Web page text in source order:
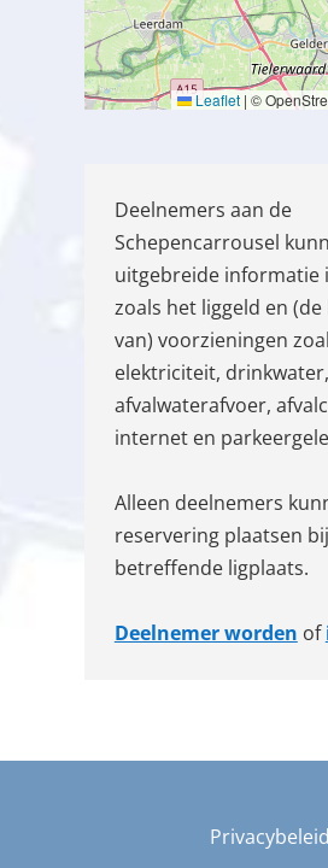
Leaflet | ©
Deelnemers aan de
Schepencarrousel
uitgebreide informatie
zoals het liggeld en (de
van) voorzieningen
elektriciteit, drinkwater,
afvalwaterafvoer,
internet en
Alleen deelnemers
reservering plaatsen
betreffende ligplaats.
Deelnemer worden of
Privacybeleid